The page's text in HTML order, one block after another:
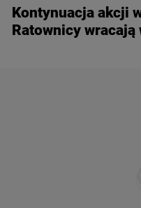
Kontynuacja akcji
Ratownicy